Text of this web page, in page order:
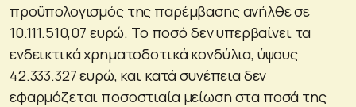
προϋπολογισμός της παρέμβασης ανήλθε σε
10.111.510,07 ευρώ. Το ποσό δεν υπερβαίνει τα
ενδεικτικά χρηματοδοτικά κονδύλια, ύψους
42.333.327 ευρώ, και κατά συνέπεια δεν
εφαρμόζεται ποσοστιαία μείωση στα ποσά της